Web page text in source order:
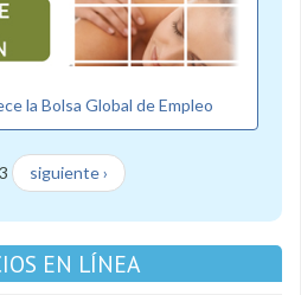
la Bolsa Global de Empleo
siguiente ›
EN LÍNEA